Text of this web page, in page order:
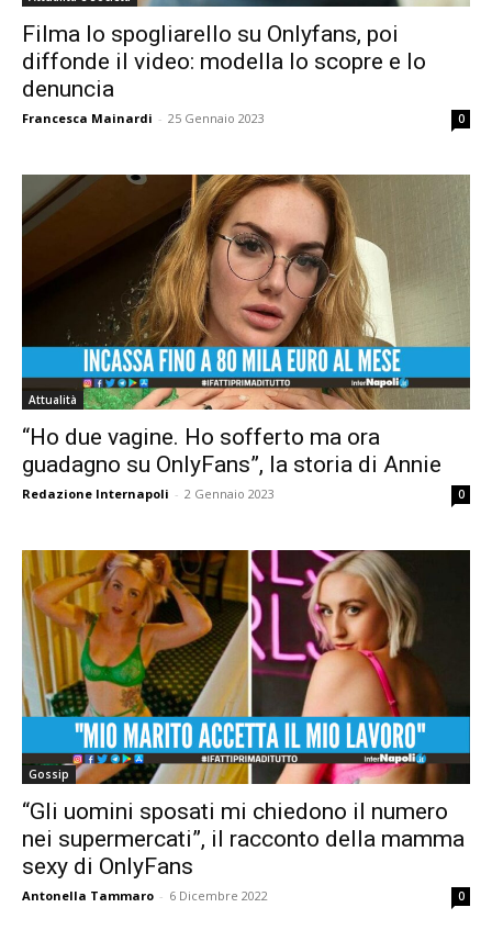
Filma lo spogliarello su Onlyfans, poi
diffonde il video: modella lo scopre e lo
denuncia
Francesca Mainardi - 25 Gennaio 2023 0
Attualità
“Ho due vagine. Ho sofferto ma ora
guadagno su OnlyFans”, la storia di Annie
Redazione Internapoli - 2 Gennaio 2023 0
Gossip
“Gli uomini sposati mi chiedono il numero
nei supermercati”, il racconto della mamma
sexy di OnlyFans
Antonella Tammaro - 6 Dicembre 2022 0